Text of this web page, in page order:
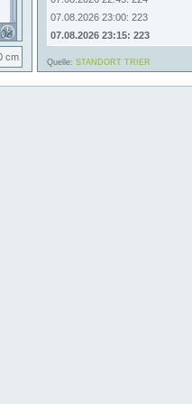
cm
07.08.2026 23:00: 223
07.08.2026 23:15: 223
Quelle: STANDORT TRIER